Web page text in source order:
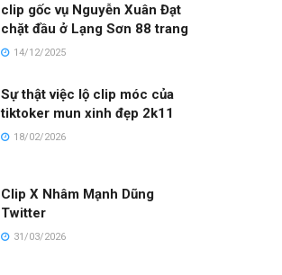
clip gốc vụ Nguyễn Xuân Đạt
chặt đầu ở Lạng Sơn 88 trang
14/12/2025
Sự thật việc lộ clip móc của
tiktoker mun xinh đẹp 2k11
18/02/2026
Clip X Nhâm Mạnh Dũng
Twitter
31/03/2026